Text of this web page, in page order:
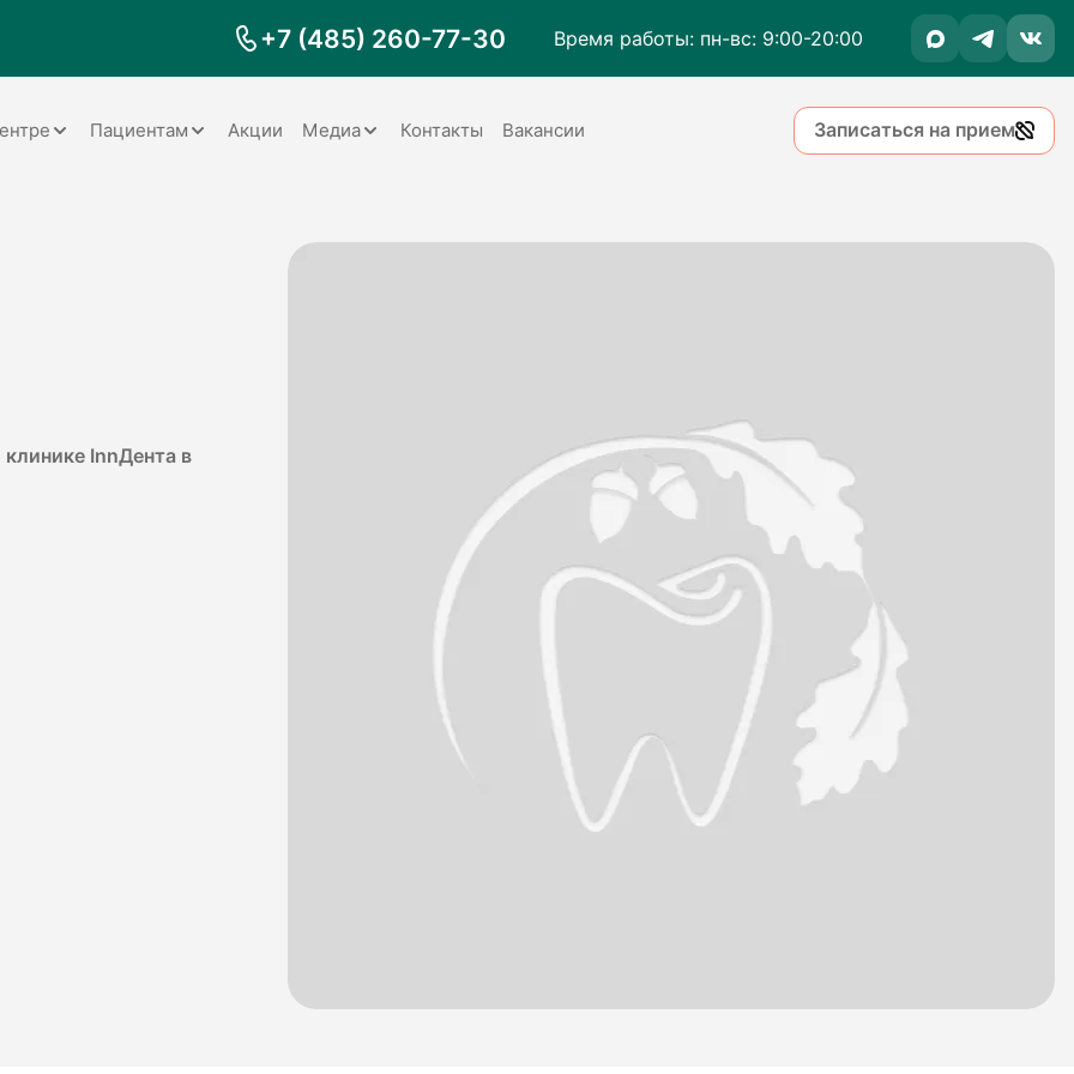
+7 (485) 260-77-30 Время работы: пн-вс: 9:00-20:00
Пациентам
Запрос справки на налоговый
Акции Медиа Контакты Вакансии Записаться на прием
InnДента в